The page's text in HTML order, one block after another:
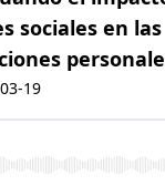
sociales en las
19